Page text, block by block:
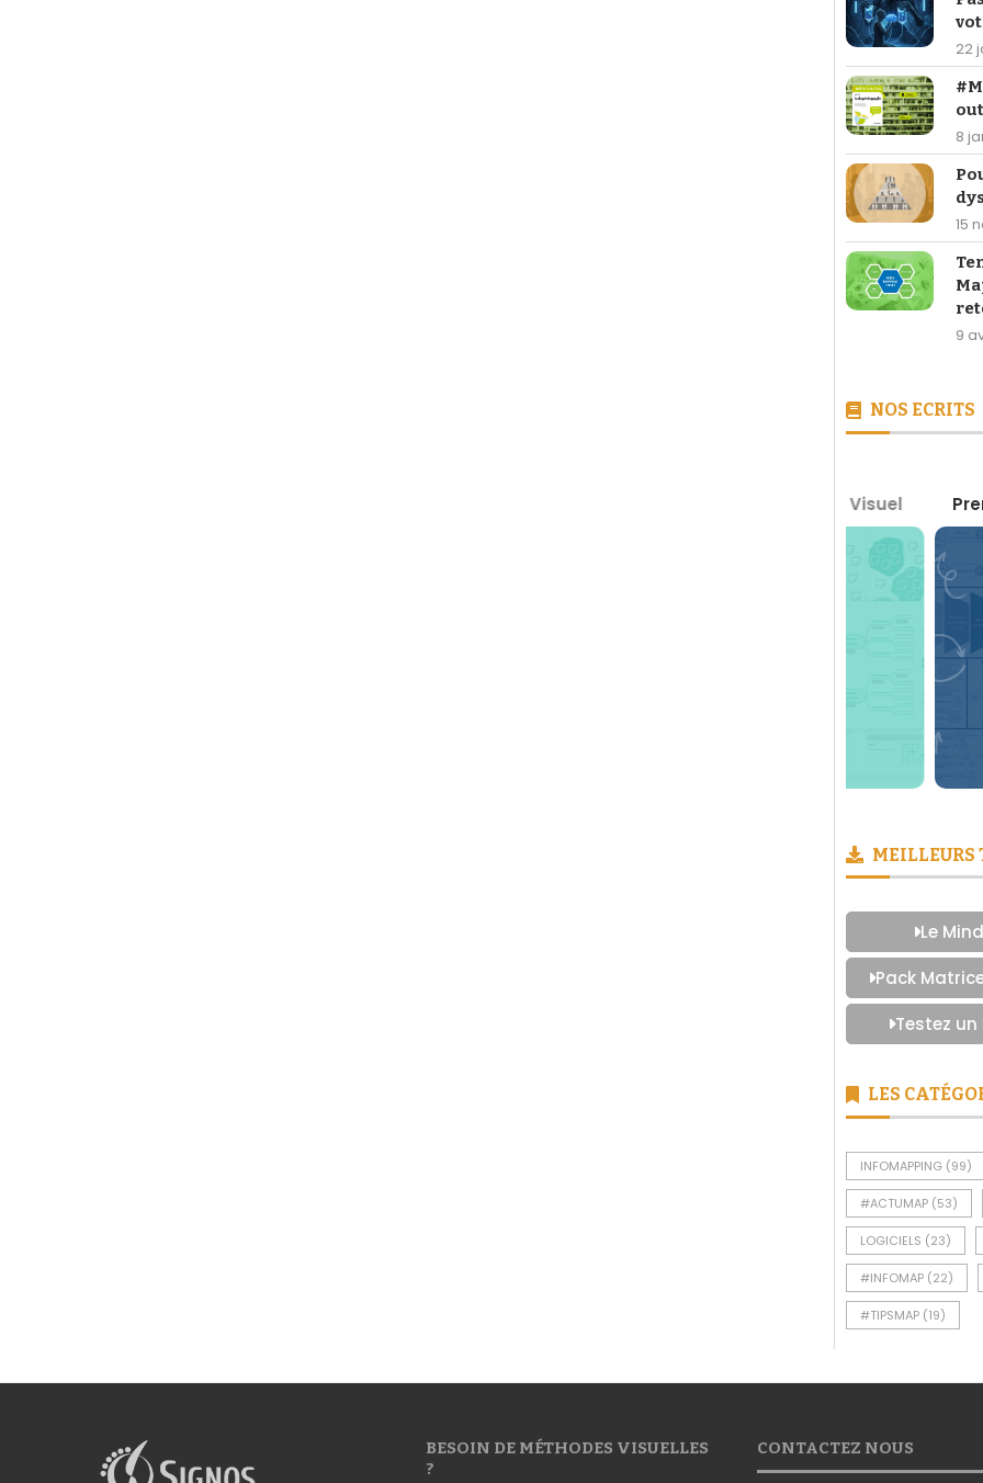
22
8
15
9
NOS ECRITS
Prendre
MEILLEURS
Le
Pack
Testez
LES
INFOMAPPING (99)
#ACTUMAP (53)
LOGICIELS (23)
#INFOMAP (22)
#TIPSMAP (19)
BESOIN DE MÉTHODES VISUELLES
?
CONTACTEZ NOUS